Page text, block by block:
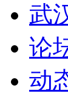
武
论
动